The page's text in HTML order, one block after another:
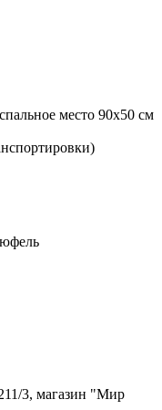
место 90х50 см
3, магазин "Мир